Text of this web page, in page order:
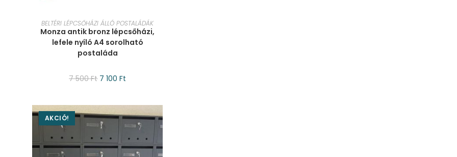
KOSÁRBA TESZEM
BELTÉRI LÉPCSŐHÁZI ÁLLÓ POSTALÁDÁK
Monza antik bronz lépcsőházi,
lefele nyíló A4 sorolható
postaláda
7 500Ft 7 100Ft
AKCIÓ!